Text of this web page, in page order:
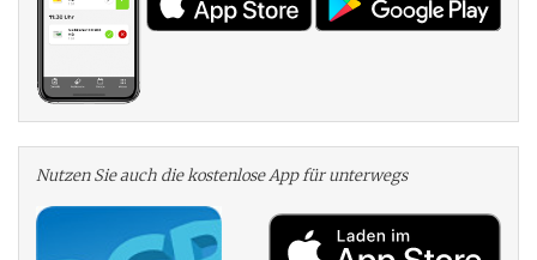
Nutzen Sie auch die kosten­lose App für unterwegs